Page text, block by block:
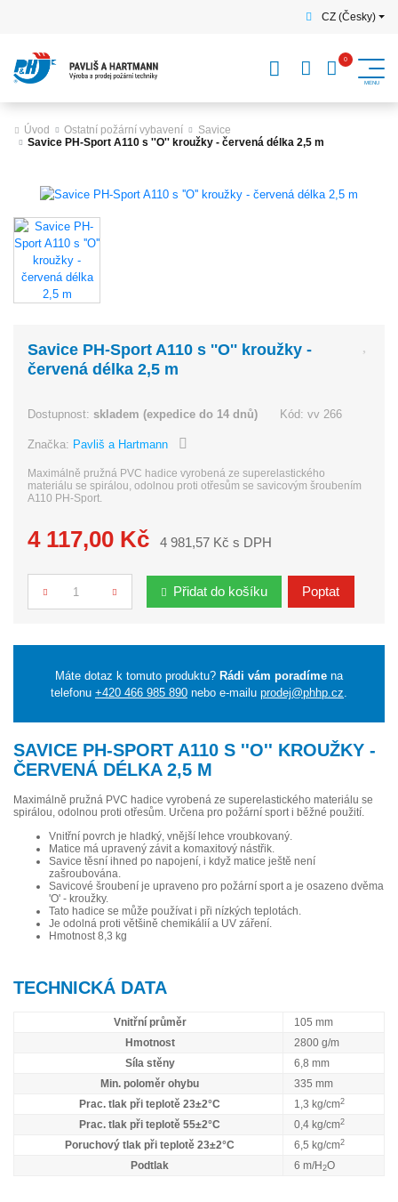
CZ (Česky)
Úvod Ostatní požární vybavení
Savice
Savice PH-Sport A110 s ''O'' kroužky - červená délka 2,5 m
Savice PH-Sport A110 s ''O'' kroužky -
červená délka 2,5 m
Dostupnost:skladem (expedice do 14 dnů) Kód: vv 266
Značka: Pavliš a Hartmann
Maximálně pružná PVC hadice vyrobená ze superelastického
materiálu se spirálou, odolnou proti otřesům se savicovým šroubením
A110 PH-Sport.
4 117,00 Kč 4 981,57 Kč s DPH
Počet Přidat do košíku Poptat
Máte dotaz k tomuto produktu? Rádi vám poradíme na
telefonu +420 466 985 890 nebo e-mailu prodej@phhp.cz
SAVICE PH-SPORT A110 S ''O'' KROUŽKY -
ČERVENÁ DÉLKA 2,5 M
Maximálně pružná PVC hadice vyrobená ze superelastického materiálu se
spirálou, odolnou proti otřesům. Určena pro požární sport i běžné použití.
Vnitřní povrch je hladký, vnější lehce vroubkovaný.
Matice má upravený závit a komaxitový nástřik.
Savice těsní ihned po napojení, i když matice ještě není
zašroubována.
Savicové šroubení je upraveno pro požární sport a je osazeno dvěma
'O' - kroužky.
Tato hadice se může používat i při nízkých teplotách.
Je odolná proti většině chemikálií a UV záření.
Hmotnost 8,3 kg
TECHNICKÁ DATA
Vnitřní průměr
105 mm
Hmotnost
2800 g/m
Síla stěny
6,8 mm
Min. poloměr ohybu
335 mm
Prac. tlak při teplotě 23±2°C
1,3 kg/cm2
Prac. tlak při teplotě 55±2°C 0,4 kg/cm2
Poruchový tlak při teplotě 23±2°C 6,5 kg/cm2
Podtlak 6 m/H2O